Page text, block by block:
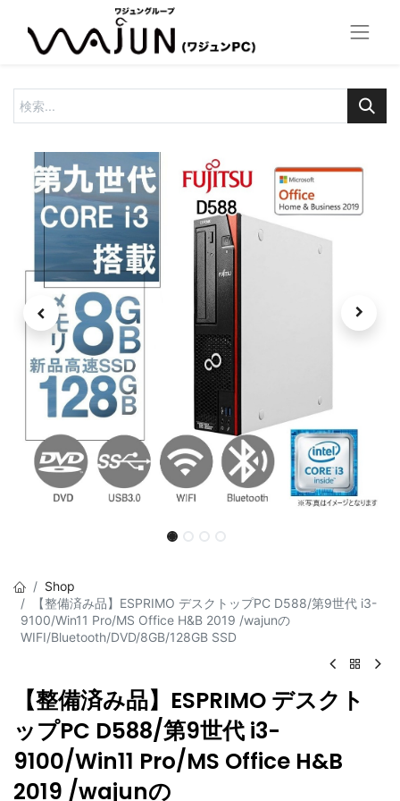
Shop
【整備済み品】ESPRIMO デスクトップPC D588/第9世代 i3-
9100/Win11 Pro/MS Office H&B 2019 /wajunの
WIFI/Bluetooth/DVD/8GB/128GB SSD
【整備済み品】ESPRIMO デスクト
ップPC D588/第9世代 i3-
9100/Win11 Pro/MS Office H&B
2019 /wajunの